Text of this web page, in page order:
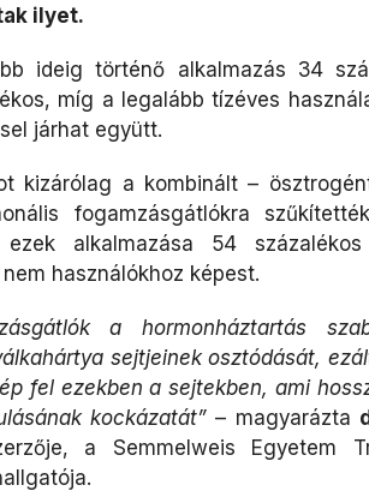
ilyet.
ideig történő alkalmazás 34
míg a legalább tízéves
járhat együtt.
kizárólag a kombinált –
fogamzásgátlókra
alkalmazása 54 százalékos
használókhoz képest.
a hormonháztartás
sejtjeinek osztódását,
fel ezekben a sejtekben, ami
kockázatát” – magyarázta
a Semmelweis Egyetem